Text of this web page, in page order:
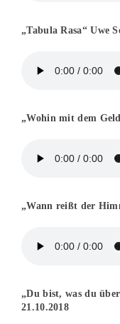
„Tabula Rasa“ Uwe
„Wohin mit dem
„Wann reißt der
„Du bist, was du
21.10.2018